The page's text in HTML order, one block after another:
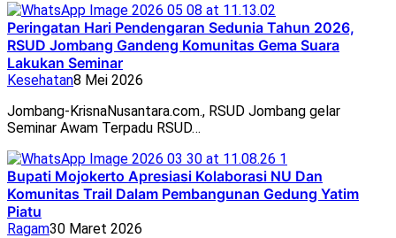
Peringatan Hari Pendengaran Sedunia Tahun 2026,
RSUD Jombang Gandeng Komunitas Gema Suara
Lakukan Seminar
Kesehatan8 Mei 2026
Jombang-KrisnaNusantara.com., RSUD Jombang gelar
Seminar Awam Terpadu RSUD…
Bupati Mojokerto Apresiasi Kolaborasi NU Dan
Komunitas Trail Dalam Pembangunan Gedung Yatim
Piatu
Ragam30 Maret 2026